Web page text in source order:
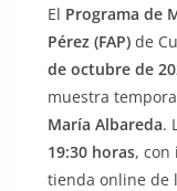
El Programa de
Pérez (FAP)de
de octubre de
muestra
María Albareda.
19:30 horas, con
tienda online de